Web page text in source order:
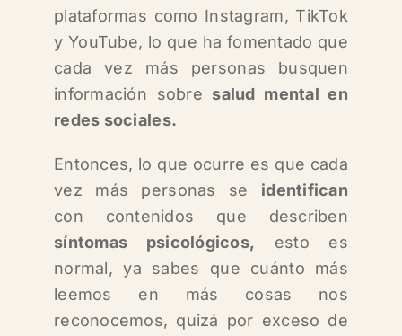
plataformas como Instagram, TikTok
y YouTube, lo que ha fomentado que
cada vez más personas busquen
información sobre salud mental en
redes sociales.
Entonces, lo que ocurre es que cada
vez más personas se identifican
con contenidos que describen
síntomas psicológicos, esto es
normal, ya sabes que cuánto más
leemos en más cosas nos
reconocemos, quizá por exceso de